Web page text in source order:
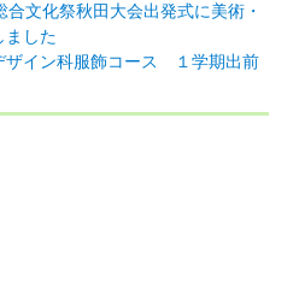
文化祭秋田大会出発式に美術・
ました
ザイン科服飾コース １学期出前